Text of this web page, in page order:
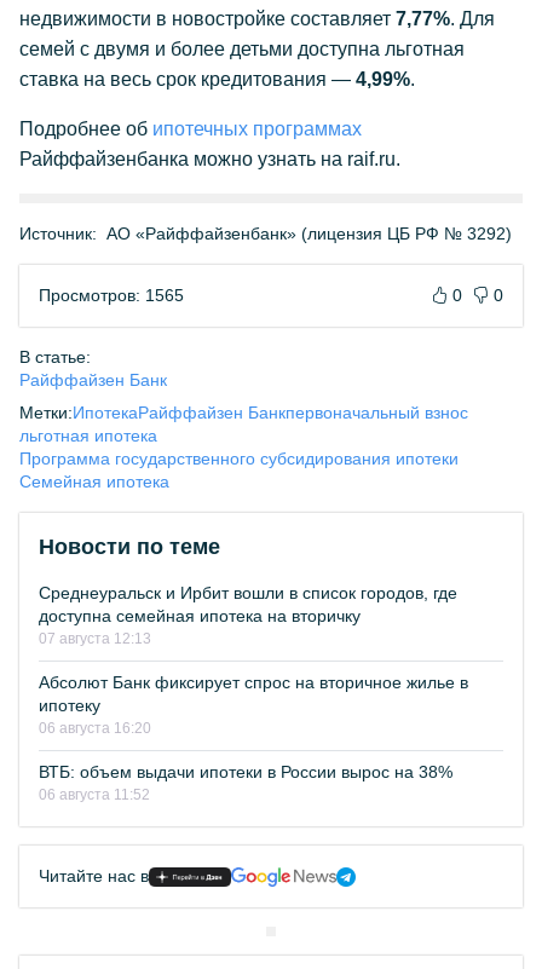
недвижимости в новостройке составляет 7,77%. Для
семей с двумя и более детьми доступна льготная
ставка на весь срок кредитования — 4,99%.
Подробнее об ипотечных программах
Райффайзенбанка можно узнать на raif.ru.
Источник: АО «Райффайзенбанк» (лицензия ЦБ РФ № 3292)
Просмотров: 1565 0 0
В статье:
Райффайзен Банк
Метки:ИпотекаРайффайзен Банкпервоначальный взнос
льготная ипотека
Программа государственного субсидирования ипотеки
Семейная ипотека
Новости по теме
Среднеуральск и Ирбит вошли в список городов, где
доступна семейная ипотека на вторичку
07 августа 12:13
Абсолют Банк фиксирует спрос на вторичное жилье в
ипотеку
06 августа 16:20
ВТБ: объем выдачи ипотеки в России вырос на 38%
06 августа 11:52
Читайте нас в